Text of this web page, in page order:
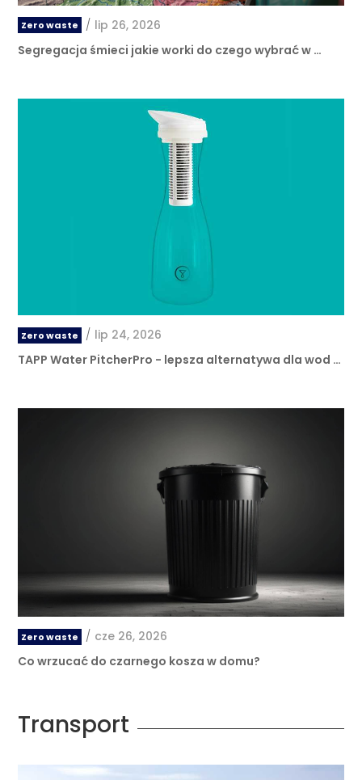
Zero waste / lip 26, 2026
Segregacja śmieci jakie worki do czego wybrać w …
Zero waste / lip 24, 2026
TAPP Water PitcherPro - lepsza alternatywa dla wod …
Zero waste / cze 26, 2026
Co wrzucać do czarnego kosza w domu?
Transport